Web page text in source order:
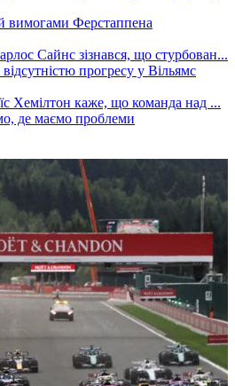
вимогами Ферстаппена
прогресу у Вільямс
де маємо проблеми